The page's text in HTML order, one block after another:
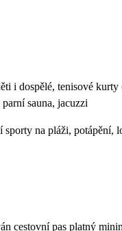
i dospělé, tenisové
sauna, jacuzzi
sporty na pláži,
cestovní pas platný